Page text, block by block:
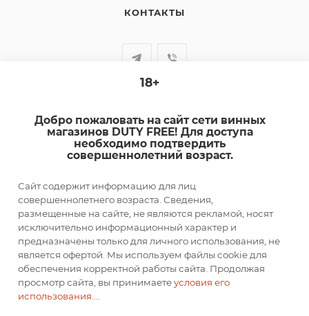
КОНТАКТЫ
sale@dutyfree-online.ru
г. Кострома, ул. Шагова, д. 221, кв. 24
ПОДПИСАТЬСЯ НА РАССЫЛКУ
ПОЛИТИКА КОНФИДЕНЦИАЛЬНОСТИ
2026 © DUTY FREE
18+
Добро пожаловать на сайт сети винных
магазинов DUTY FREE! Для доступа
необходимо подтвердить
совершеннолетний возраст.
Сайт содержит информацию для лиц
совершеннолетнего возраста. Сведения,
размещенные на сайте, не являются рекламой, носят
исключительно информационный характер и
предназначены только для личного использования, не
является офертой. Мы используем файлы cookie для
обеспечения корректной работы сайта. Продолжая
просмотр сайта, вы принимаетеусловия его
использования....